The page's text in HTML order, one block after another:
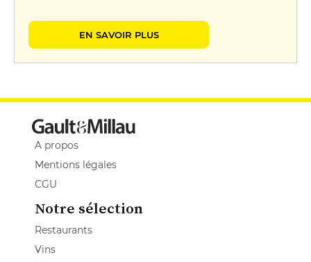
EN SAVOIR PLUS
A propos
Mentions légales
CGU
Notre sélection
Restaurants
Vins